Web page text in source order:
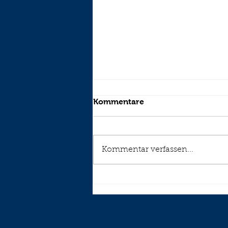
Buchveröffentlichung!
Kommentare
Kommentar verfassen...